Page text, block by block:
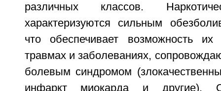
различных классов.
характеризуются сильным
что обеспечивает возможность их
травмах и заболеваниях,
болевым синдромом
инфаркт миокарда и другие).